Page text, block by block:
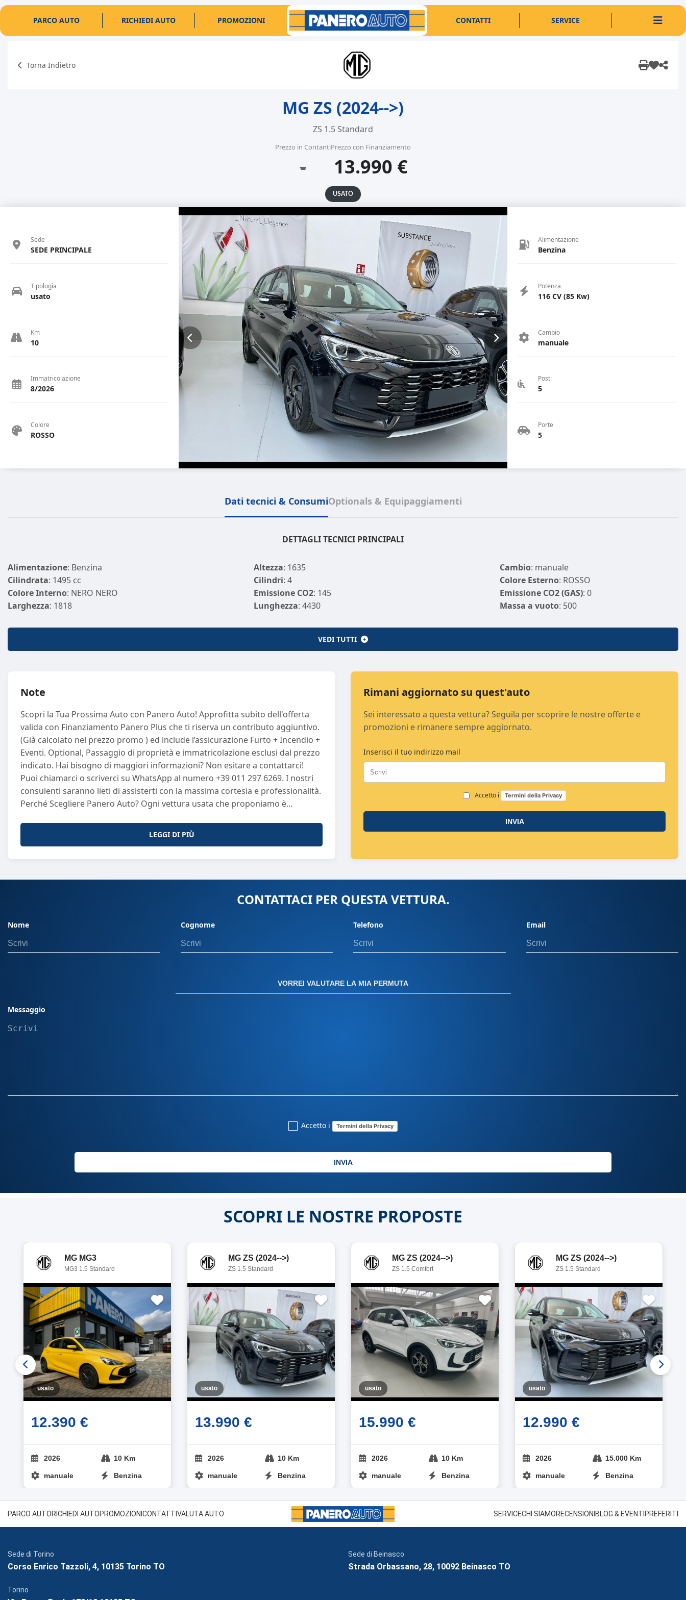
PARCO AUTO RICHIEDI AUTO PROMOZIONI CONTATTI SERVICE
Torna Indietro
MG ZS (2024-->)
ZS 1.5 Standard
Prezzo in Contanti
-
Prezzo con Finanziamento
13.990 €
USATO
Sede
SEDE PRINCIPALE
Tipologia
usato
Km
10
Immatricolazione
8/2026
Colore
ROSSO
Alimentazione
Benzina
Potenza
116 CV (85 Kw)
Cambio
manuale
Posti
5
Porte
5
Dati tecnici & ConsumiOptionals & Equipaggiamenti
DETTAGLI TECNICI PRINCIPALI
Alimentazione: Benzina Altezza: 1635 Cambio: manuale
Cilindrata: 1495 cc Cilindri: 4 Colore Esterno: ROSSO
Colore Interno: NERO NERO Emissione CO2: 145 Emissione CO2 (GAS): 0
Larghezza: 1818 Lunghezza: 4430 Massa a vuoto: 500
Porte: 5 Sedili: 5 Passo: 2610
: 85VEDI TUTTI
Note
Scopri la Tua Prossima Auto con Panero Auto! Approfitta subito dell'offerta
valida con Finanziamento Panero Plus che ti riserva un contributo aggiuntivo.
(Già calcolato nel prezzo promo ) ed include l’assicurazione Furto + Incendio +
Eventi. Optional, Passaggio di proprietà e immatricolazione esclusi dal prezzo
indicato. Hai bisogno di maggiori informazioni? Non esitare a contattarci!
Puoi chiamarci o scriverci su WhatsApp al numero +39 011 297 6269. I nostri
consulenti saranno lieti di assisterti con la massima cortesia e professionalità.
Perché Scegliere Panero Auto? Ogni vettura usata che proponiamo è
sottoponiamo a controlli rigorosi di qualità, garantendo efficienza e
affidabilità. Il nostro obiettivo è offrirti un'esperienza d'acquisto di
Sicurezza Goditi la comodità della consegna a domicilio. Seleziona la tua auto
e noi te la consegniamo direttamente a casa tua, garantendoti un servizio
sicuro e senza stress. La tua soddisfazione è la nostra priorità: vogliamo
Personalizzata Scegli la sede più vicina a te tra quelle elencate qui sotto o
approfitta della nostra consulenza a distanza via WhatsApp, telefono o email.
Torino (TO), Via Passo Buole 170/10 10135 • Beinasco (TO), Strada Orbassano,
caso di permuta, i costi di gestione dell'usato non sono inclusi. Il calcolo del
residenza dell’intestatario. Offerta valida con finanziamento Panero plus. Per
possono variare in base alla disponibilità e al mercato. Le immagini non
LEGGI DI PIÙ
Rimani aggiornato su quest'auto
Sei interessato a questa vettura? Seguila per scoprire le nostre offerte e
promozioni e rimanere sempre aggiornato.
Inserisci il tuo indirizzo mail
Accetto i Termini della Privacy
INVIA
CONTATTACI PER QUESTA VETTURA.
Nome Cognome Telefono Email
VORREI VALUTARE LA MIA PERMUTA
Messaggio
Accetto i Termini della Privacy
INVIA
SCOPRI LE NOSTRE PROPOSTE
MG MG3
MG3 1.5 Standard
usato
12.390 €
2026 10 Km
manuale Benzina
MG ZS (2024-->)
ZS 1.5 Standard
usato
13.990 €
2026 10 Km
manuale Benzina
MG ZS (2024-->)
ZS 1.5 Comfort
usato
15.990 €
2026 10 Km
manuale Benzina
MG ZS (2024-->)
ZS 1.5 Standard
usato
12.990 €
2026 15.000 Km
manuale Benzina
PARCO AUTORICHIEDI AUTOPROMOZIONI CONTATTI VALUTA AUTO SERVICECHI SIAMORECENSIONI BLOG & EVENTI PREFERITI
Sede di Torino
Corso Enrico Tazzoli, 4, 10135 Torino TO
Sede di Beinasco
Strada Orbassano, 28, 10092 Beinasco TO
Torino